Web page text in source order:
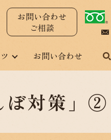
お問い合わせ
ご相談
お問い合わせ
ぼ対策」②